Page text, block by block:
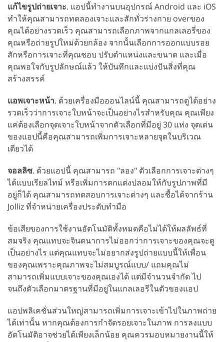
แก้ไขรูปถ่ายเจาะ. แอปนี้ทำงานบนอุปกรณ์ Android และ iOS
ทำให้คุณสามารถทดลองเจาะและสักทั่วร่างกาย overของ
คุณได้อย่างรวดเร็ว คุณสามารถเลือกภาพจากแกลเลอรี่ของ
คุณหรือถ่ายรูปใหม่ด้วยกล้อง จากนั้นเลือกการออกแบบรอย
สักหรือการเจาะที่คุณชอบ ปรับตำแหน่งและขนาด และเมื่อ
คุณพอใจกับรูปลักษณ์แล้ว ให้บันทึกและแบ่งปันสิ่งที่คุณ
สร้างสรรค์
แอพเจาะหน้า. ด้วยเครื่องมือออนไลน์นี้ คุณสามารถดูได้อย่าง
รวดเร็วว่าการเจาะใบหน้าจะเป็นอย่างไรสำหรับคุณ คุณเพียง
แค่ต้องเลือกจุดเจาะใบหน้าจากตัวเลือกที่มีอยู่ 30 แห่ง จุดเด่น
ของแอปนี้คือคุณสามารถเพิ่มการเจาะหลายจุดในบริเวณ
เดียวได้
จอลลิซ. ด้วยแอปนี้ คุณสามารถ "ลอง" ตัวเลือกการเจาะต่างๆ
ได้แบบเรียลไทม์ หรือเพิ่มการตกแต่งปลอมให้กับรูปภาพที่มี
อยู่ก็ได้ คุณสามารถทดสอบการเจาะต่างๆ และซื้อได้จากร้าน
Jolliz ที่จำหน่ายเครื่องประดับทำมือ
ข้อเสียของการใช้งานอัตโนมัติทั้งหมดคือไม่ได้ให้ผลลัพธ์ที่
สมจริง คุณแทบจะจินตนาการไม่ออกว่าการเจาะของคุณจะดู
เป็นอย่างไร แต่คุณแทบจะไม่อยากส่งรูปถ่ายแบบนี้ให้เพื่อน
ของคุณเพราะคุณภาพจะไม่สมบูรณ์แบบ/ แถมคุณไม่
สามารถเพิ่มแบบเจาะของคุณเองได้ แต่มีจำนวนจำกัด ไป
จนถึงตัวเลือกมาตรฐานที่มีอยู่ในแกลเลอรีในตัวของแอป
แอปพลิเคชั่นส่วนใหญ่สามารถเพิ่มการเจาะเข้าไปในภาพถ่าย
ได้เท่านั้น หากคุณต้องการกำจัดรอยเจาะในภาพ การลงแบบ
อัตโนมัติอาจช่วยได้เพียงเล็กน้อย คุณควรมอบหมายงานนี้ให้